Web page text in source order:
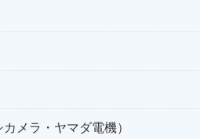
メラ・ヤマダ電機）